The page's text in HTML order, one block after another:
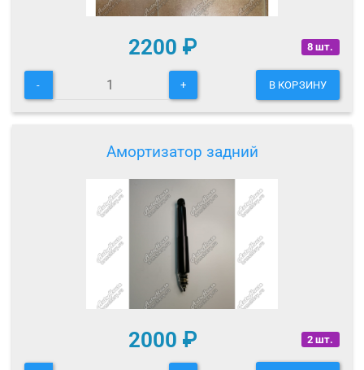
8 шт.
2200 ₽
- + В КОРЗИНУ
Амортизатор задний
2 шт.
2000 ₽